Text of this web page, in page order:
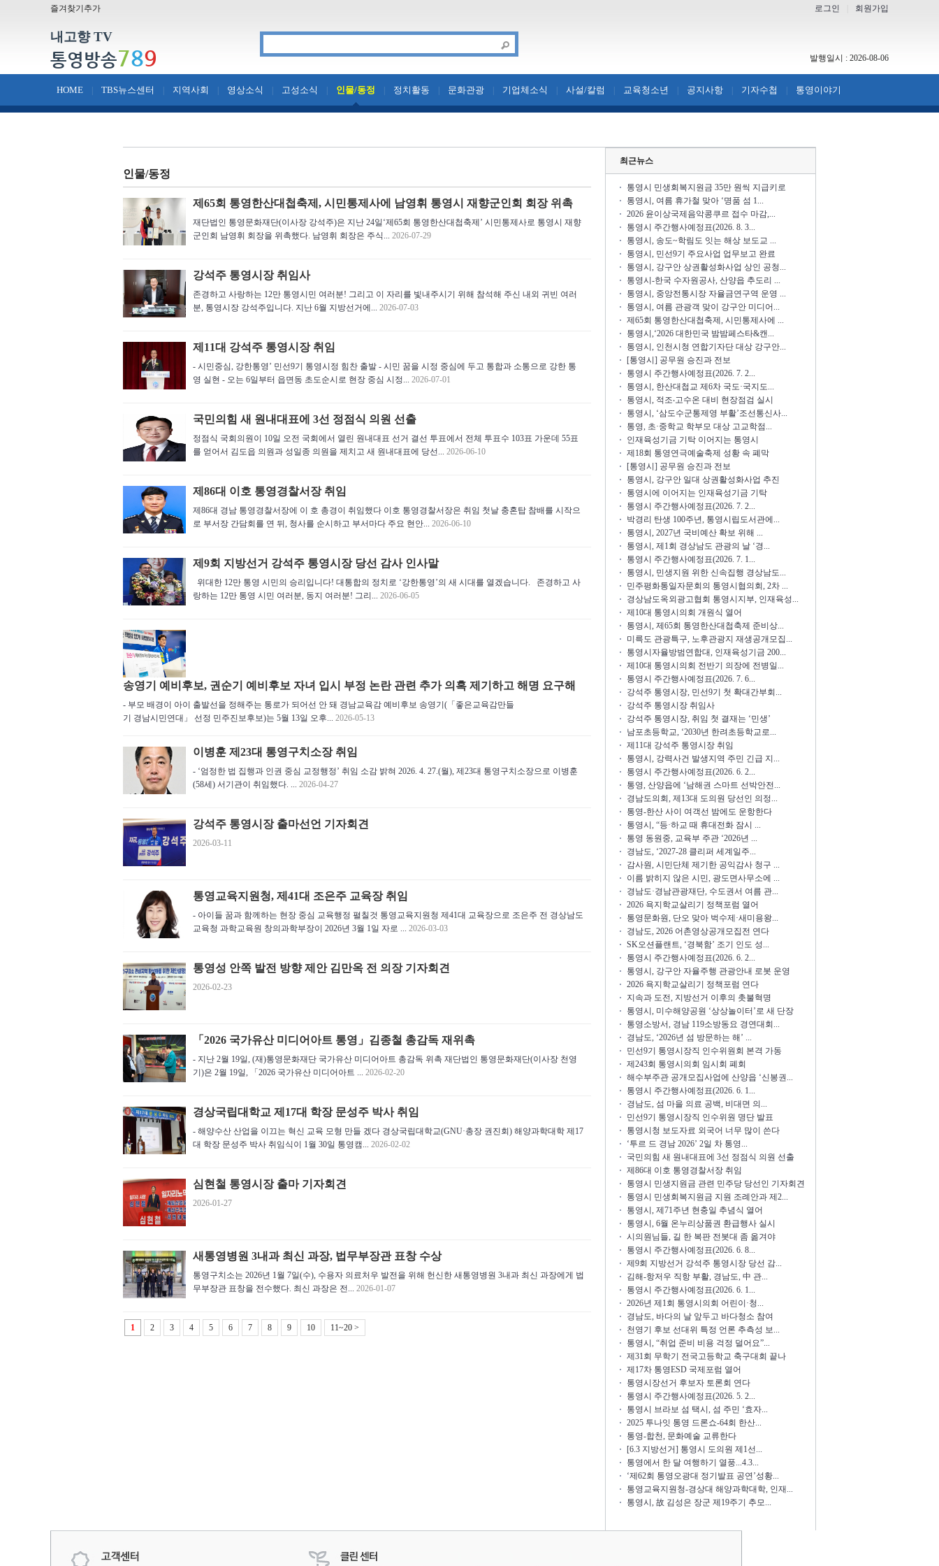
즐겨찾기추가 로그인 회원가입
내고향 TV
통영방송789 발행일시 : 2026-08-06
HOME TBS뉴스센터 지역사회 영상소식 고성소식 인물/동정 정치활동 문화관광 기업체소식 사설/칼럼 교육청소년 공지사항 기자수첩 통영이야기
인물/동정
제65회 통영한산대첩축제, 시민통제사에 남영휘 통영시 재향군인회 회장 위촉
재단법인 통영문화재단(이사장 강석주)은 지난 24일‘제65회 통영한산대첩축제’ 시민통제사로 통영시 재향
군인회 남영휘 회장을 위촉했다. 남영휘 회장은 주식... 2026-07-29
강석주 통영시장 취임사
존경하고 사랑하는 12만 통영시민 여러분! 그리고 이 자리를 빛내주시기 위해 참석해 주신 내외 귀빈 여러
분, 통영시장 강석주입니다. 지난 6월 지방선거에... 2026-07-03
제11대 강석주 통영시장 취임
- 시민중심, 강한통영’ 민선9기 통영시정 힘찬 출발 - 시민 꿈을 시정 중심에 두고 통합과 소통으로 강한 통
영 실현 - 오는 6일부터 읍면동 초도순시로 현장 중심 시정... 2026-07-01
국민의힘 새 원내대표에 3선 정점식 의원 선출
정점식 국회의원이 10일 오전 국회에서 열린 원내대표 선거 결선 투표에서 전체 투표수 103표 가운데 55표
를 얻어서 김도읍 의원과 성일종 의원을 제치고 새 원내대표에 당선... 2026-06-10
제86대 이호 통영경찰서장 취임
제86대 경남 통영경찰서장에 이 호 총경이 취임했다 이호 통영경찰서장은 취임 첫날 충혼탑 참배를 시작으
로 부서장 간담회를 연 뒤, 청사를 순시하고 부서마다 주요 현안... 2026-06-10
제9회 지방선거 강석주 통영시장 당선 감사 인사말
위대한 12만 통영 시민의 승리입니다! 대통합의 정치로 ‘강한통영’의 새 시대를 열겠습니다. 존경하고 사
랑하는 12만 통영 시민 여러분, 동지 여러분! 그리... 2026-06-05
송영기 예비후보, 권순기 예비후보 자녀 입시 부정 논란 관련 추가 의혹 제기하고 해명 요구해
- 부모 배경이 아이 출발선을 정해주는 통로가 되어선 안 돼 경남교육감 예비후보 송영기(「좋은교육감만들
기 경남시민연대」 선정 민주진보후보)는 5월 13일 오후... 2026-05-13
이병훈 제23대 통영구치소장 취임
- ‘엄정한 법 집행과 인권 중심 교정행정’ 취임 소감 밝혀 2026. 4. 27.(월), 제23대 통영구치소장으로 이병훈
(58세) 서기관이 취임했다. ... 2026-04-27
강석주 통영시장 출마선언 기자회견
2026-03-11
통영교육지원청, 제41대 조은주 교육장 취임
- 아이들 꿈과 함께하는 현장 중심 교육행정 펼칠것 통영교육지원청 제41대 교육장으로 조은주 전 경상남도
교육청 과학교육원 창의과학부장이 2026년 3월 1일 자로 ... 2026-03-03
통영성 안쪽 발전 방향 제안 김만옥 전 의장 기자회견
2026-02-23
「2026 국가유산 미디어아트 통영」김종철 총감독 재위촉
- 지난 2월 19일, (재)통영문화재단 국가유산 미디어아트 총감독 위촉 재단법인 통영문화재단(이사장 천영
기)은 2월 19일, 「2026 국가유산 미디어아트 ... 2026-02-20
경상국립대학교 제17대 학장 문성주 박사 취임
- 해양수산 산업을 이끄는 혁신 교육 모형 만들 겠다 경상국립대학교(GNU·총장 권진회) 해양과학대학 제17
대 학장 문성주 박사 취임식이 1월 30일 통영캠... 2026-02-02
심현철 통영시장 출마 기자회견
2026-01-27
새통영병원 3내과 최신 과장, 법무부장관 표창 수상
통영구치소는 2026년 1월 7일(수), 수용자 의료처우 발전을 위해 헌신한 새통영병원 3내과 최신 과장에게 법
무부장관 표창을 전수했다. 최신 과장은 전... 2026-01-07
1 2 3 4 5 6 7 8 9 10 11~20 >
최근뉴스
통영시 민생회복지원금 35만 원씩 지급키로
통영시, 여름 휴가철 맞아 ‘명품 섬 1...
2026 윤이상국제음악콩쿠르 접수 마감,...
통영시 주간행사예정표(2026. 8. 3...
통영시, 송도~학림도 잇는 해상 보도교 ...
통영시, 민선9기 주요사업 업무보고 완료
통영시, 강구안 상권활성화사업 상인 공청...
통영시-한국 수자원공사, 산양읍 추도리 ...
통영시, 중앙전통시장 자율금연구역 운영 ...
통영시, 여름 관광객 맞이 강구안 미디어...
제65회 통영한산대첩축제, 시민통제사에 ...
통영시,‘2026 대한민국 밤밤페스타&캔...
통영시, 인천시청 연합기자단 대상 강구안...
[통영시] 공무원 승진과 전보
통영시 주간행사예정표(2026. 7. 2...
통영시, 한산대첩교 제6차 국도·국지도...
통영시, 적조‧고수온 대비 현장점검 실시
통영시, ‘삼도수군통제영 부활’조선통신사...
통영, 초·중학교 학부모 대상 고교학점...
인재육성기금 기탁 이어지는 통영시
제18회 통영연극예술축제 성황 속 폐막
[통영시] 공무원 승진과 전보
통영시, 강구안 일대 상권활성화사업 추진
통영시에 이어지는 인재육성기금 기탁
통영시 주간행사예정표(2026. 7. 2...
박경리 탄생 100주년, 통영시립도서관에...
통영시, 2027년 국비예산 확보 위해 ...
통영시, 제1회 경상남도 관광의 날 ‘경...
통영시 주간행사예정표(2026. 7. 1...
통영시, 민생지원 위한 신속집행 경상남도...
민주평화통일자문회의 통영시협의회, 2차 ...
경상남도옥외광고협회 통영시지부, 인재육성...
제10대 통영시의회 개원식 열어
통영시, 제65회 통영한산대첩축제 준비상...
미륵도 관광특구, 노후관광지 재생공개모집...
통영시자율방범연합대, 인재육성기금 200...
제10대 통영시의회 전반기 의장에 전병일...
통영시 주간행사예정표(2026. 7. 6...
강석주 통영시장, 민선9기 첫 확대간부회...
강석주 통영시장 취임사
강석주 통영시장, 취임 첫 결재는 ‘민생’
남포초등학교, ‘2030년 한려초등학교로...
제11대 강석주 통영시장 취임
통영시, 강력사건 발생지역 주민 긴급 지...
통영시 주간행사예정표(2026. 6. 2...
통영, 산양읍에 ‘남해권 스마트 선박안전...
경남도의회, 제13대 도의원 당선인 의정...
통영-한산 사이 여객선 밤에도 운항한다
통영시, “등·하교 때 휴대전화 잠시 ...
통영 동원중, 교육부 주관 ‘2026년 ...
경남도, ‘2027-28 클리퍼 세계일주...
감사원, 시민단체 제기한 공익감사 청구 ...
이름 밝히지 않은 시민, 광도면사무소에 ...
경남도·경남관광재단, 수도권서 여름 관...
2026 욕지학교살리기 정책포럼 열어
통영문화원, 단오 맞아 벅수제·새미용왕...
경남도, 2026 어촌영상공개모집전 연다
SK오션플랜트, ‘경북함’ 조기 인도 성...
통영시 주간행사예정표(2026. 6. 2...
통영시, 강구안 자율주행 관광안내 로봇 운영
2026 욕지학교살리기 정책포럼 연다
지속과 도전, 지방선거 이후의 촛불혁명
통영시, 미수해양공원 ‘상상놀이터’로 새 단장
통영소방서, 경남 119소방동요 경연대회...
경남도, ‘2026년 섬 방문하는 해’ ...
민선9기 통영시장직 인수위원회 본격 가동
제243회 통영시의회 임시회 폐회
해수부주관 공개모집사업에 산양읍 ‘신봉권...
통영시 주간행사예정표(2026. 6. 1...
경남도, 섬 마을 의료 공백, 비대면 의...
민선9기 통영시장직 인수위원 명단 발표
통영시청 보도자료 외국어 너무 많이 쓴다
‘투르 드 경남 2026’ 2일 차 통영...
국민의힘 새 원내대표에 3선 정점식 의원 선출
제86대 이호 통영경찰서장 취임
통영시 민생지원금 관련 민주당 당선인 기자회견
통영시 민생회복지원금 지원 조례안과 제2...
통영시, 제71주년 현충일 추념식 열어
통영시, 6월 온누리상품권 환급행사 실시
시의원님들, 길 한 복판 전봇대 좀 옮겨야
통영시 주간행사예정표(2026. 6. 8...
제9회 지방선거 강석주 통영시장 당선 감...
김해-항저우 직항 부활, 경남도, 中 관...
통영시 주간행사예정표(2026. 6. 1...
2026년 제1회 통영시의회 어린이·청...
경남도, 바다의 날 앞두고 바다청소 참여
천영기 후보 선대위 특정 언론 추측성 보...
통영시, “취업 준비 비용 걱정 덜어요”...
제31회 무학기 전국고등학교 축구대회 끝나
제17차 통영ESD 국제포럼 열어
통영시장선거 후보자 토론회 연다
통영시 주간행사예정표(2026. 5. 2...
통영시 브라보 섬 택시, 섬 주민 ‘효자...
2025 투나잇 통영 드론쇼-64회 한산...
통영-합천, 문화예술 교류한다
[6.3 지방선거] 통영시 도의원 제1선...
통영에서 한 달 여행하기 열풍...4.3...
‘제62회 통영오광대 정기발표 공연’성황...
통영교육지원청-경상대 해양과학대학, 인재...
통영시, 故 김성은 장군 제19주기 추모...